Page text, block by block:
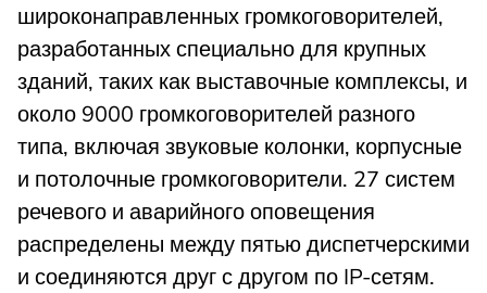
широконаправленных громкоговорителей,
разработанных специально для крупных
зданий, таких как выставочные комплексы, и
около 9000 громкоговорителей разного
типа, включая звуковые колонки, корпусные
и потолочные громкоговорители. 27 систем
речевого и аварийного оповещения
распределены между пятью диспетчерскими
и соединяются друг с другом по IP-сетям.